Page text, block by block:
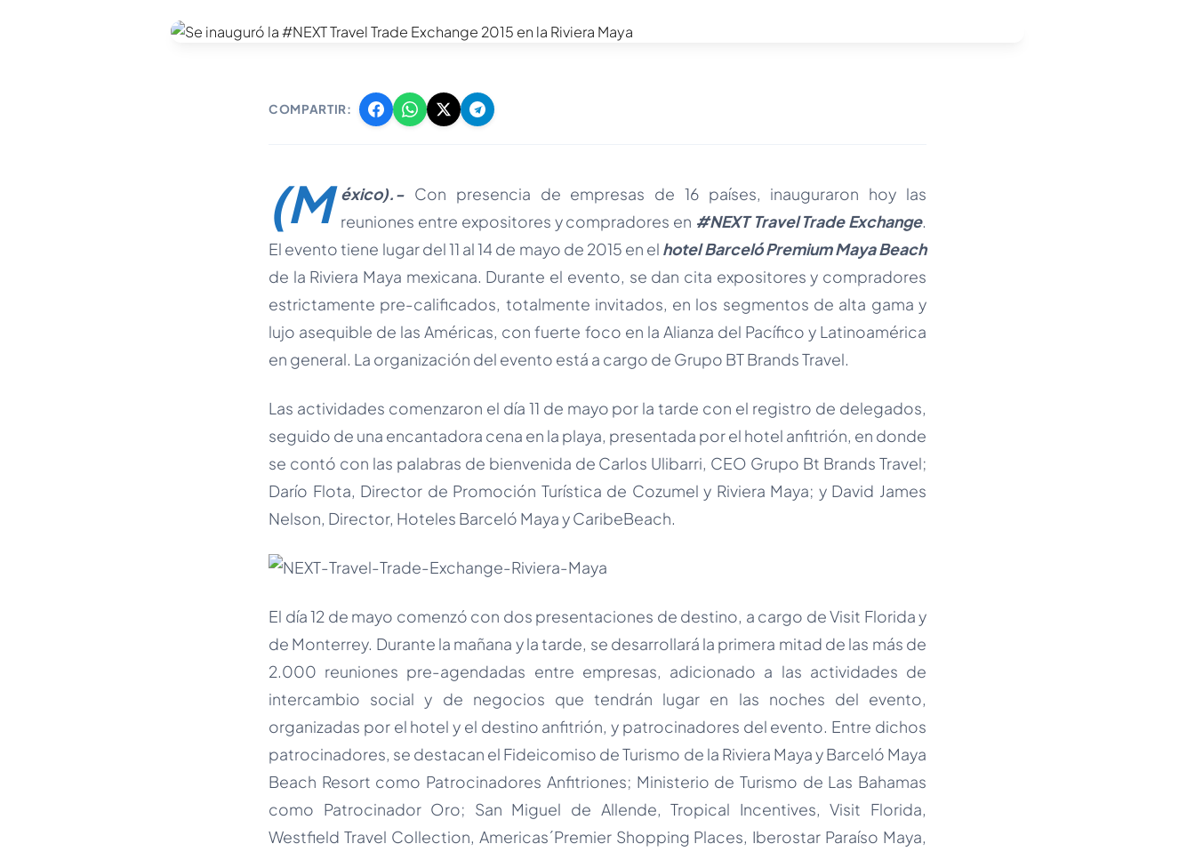
COMPARTIR:
(M éxico).- Con presencia de empresas de 16 países, inauguraron hoy las
reuniones entre expositores y compradores en #NEXT Travel Trade Exchange.
El evento tiene lugar del 11 al 14 de mayo de 2015 en el hotel Barceló Premium Maya Beach
de la Riviera Maya mexicana. Durante el evento, se dan cita expositores y compradores
estrictamente pre-calificados, totalmente invitados, en los segmentos de alta gama y
lujo asequible de las Américas, con fuerte foco en la Alianza del Pacífico y Latinoamérica
en general. La organización del evento está a cargo de Grupo BT Brands Travel.
Las actividades comenzaron el día 11 de mayo por la tarde con el registro de delegados,
seguido de una encantadora cena en la playa, presentada por el hotel anfitrión, en donde
se contó con las palabras de bienvenida de Carlos Ulibarri, CEO Grupo Bt Brands Travel;
Darío Flota, Director de Promoción Turística de Cozumel y Riviera Maya; y David James
Nelson, Director, Hoteles Barceló Maya y CaribeBeach.
El día 12 de mayo comenzó con dos presentaciones de destino, a cargo de Visit Florida y
de Monterrey. Durante la mañana y la tarde, se desarrollará la primera mitad de las más de
2.000 reuniones pre-agendadas entre empresas, adicionado a las actividades de
intercambio social y de negocios que tendrán lugar en las noches del evento,
organizadas por el hotel y el destino anfitrión, y patrocinadores del evento. Entre dichos
patrocinadores, se destacan el Fideicomiso de Turismo de la Riviera Maya y Barceló Maya
Beach Resort como Patrocinadores Anfitriones; Ministerio de Turismo de Las Bahamas
como Patrocinador Oro; San Miguel de Allende, Tropical Incentives, Visit Florida,
Westfield Travel Collection, Americas´Premier Shopping Places, Iberostar Paraíso Maya,